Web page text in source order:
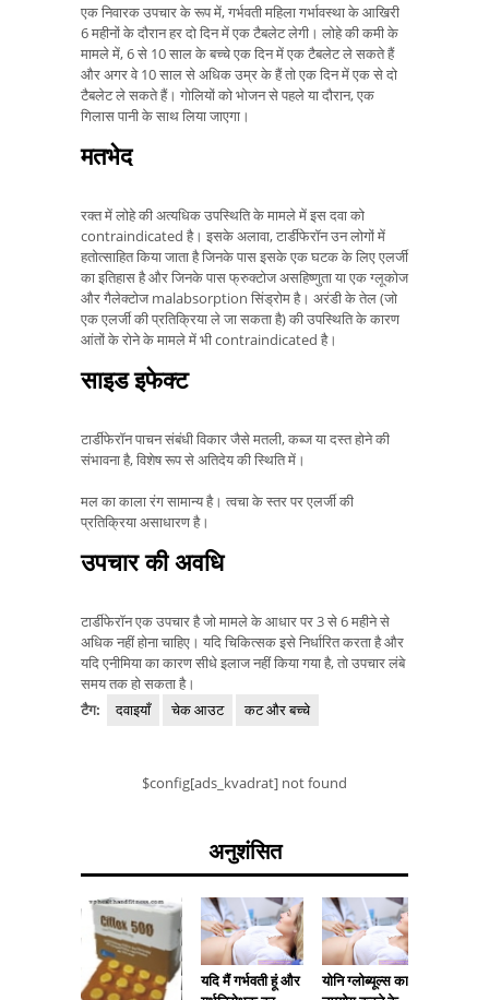
एक निवारक उपचार के रूप में, गर्भवती महिला गर्भावस्था के आखिरी
6 महीनों के दौरान हर दो दिन में एक टैबलेट लेगी। लोहे की कमी के
मामले में, 6 से 10 साल के बच्चे एक दिन में एक टैबलेट ले सकते हैं
और अगर वे 10 साल से अधिक उम्र के हैं तो एक दिन में एक से दो
टैबलेट ले सकते हैं। गोलियों को भोजन से पहले या दौरान, एक
गिलास पानी के साथ लिया जाएगा।
मतभेद
रक्त में लोहे की अत्यधिक उपस्थिति के मामले में इस दवा को
contraindicated है। इसके अलावा, टार्डीफेरॉन उन लोगों में
हतोत्साहित किया जाता है जिनके पास इसके एक घटक के लिए एलर्जी
का इतिहास है और जिनके पास फ्रुक्टोज असहिष्णुता या एक ग्लूकोज
और गैलेक्टोज malabsorption सिंड्रोम है। अरंडी के तेल (जो
एक एलर्जी की प्रतिक्रिया ले जा सकता है) की उपस्थिति के कारण
आंतों के रोने के मामले में भी contraindicated है।
साइड इफेक्ट
टार्डीफेरॉन पाचन संबंधी विकार जैसे मतली, कब्ज या दस्त होने की
संभावना है, विशेष रूप से अतिदेय की स्थिति में।
मल का काला रंग सामान्य है। त्वचा के स्तर पर एलर्जी की
प्रतिक्रिया असाधारण है।
उपचार की अवधि
टार्डीफेरॉन एक उपचार है जो मामले के आधार पर 3 से 6 महीने से
अधिक नहीं होना चाहिए। यदि चिकित्सक इसे निर्धारित करता है और
यदि एनीमिया का कारण सीधे इलाज नहीं किया गया है, तो उपचार लंबे
समय तक हो सकता है।
टैग:
दवाइयाँ चेक आउट कट और बच्चे
$config[ads_kvadrat] not found
अनुशंसित
यदि मैं गर्भवती हूं और
योनि ग्लोब्यूल्स का